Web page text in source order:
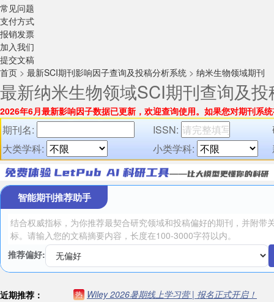
常见问题
支付方式
报销发票
加入我们
提交文稿
首页 > 最新SCI期刊影响因子查询及投稿分析系统 > 纳米生物领域期刊
最新纳米生物领域SCI期刊查询及
2026年6月最新影响因子数据已更新，欢迎查询使用。 如果您对期刊系
期刊名: ISSN:
大类学科:
小类学科:
智能期刊推荐助手
推荐偏好:
近期推荐： 热 Wiley 2026暑期线上学习营 | 报名正式开启！